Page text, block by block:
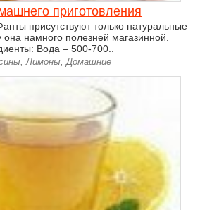
приготовления
присутствуют только натуральные
она намного полезней магазинной.
Вода – 500-700..
Лимоны, Домашние